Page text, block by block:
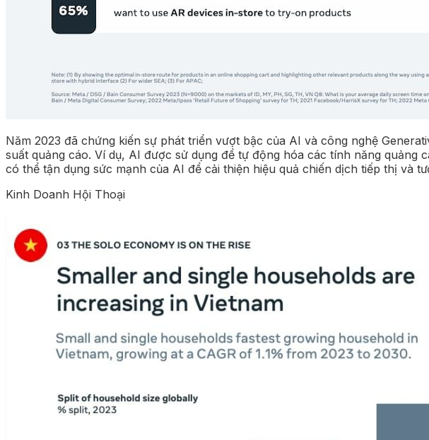
Năm 2023 đã chứng kiến sự phát triển vượt bậc của AI và công nghệ
suất quảng cáo. Ví dụ, AI được sử dụng để tự động hóa các tính năng
có thể tận dụng sức mạnh của AI để cải thiện hiệu quả chiến dịch tiếp thị và
Kinh Doanh Hội Thoại